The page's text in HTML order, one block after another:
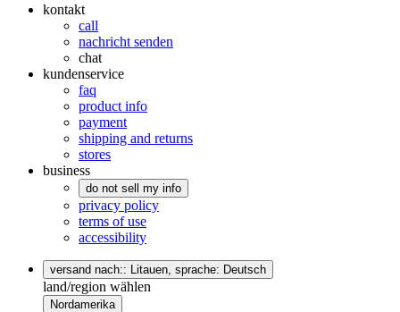
kontakt
call
nachricht senden
chat
kundenservice
faq
product info
payment
shipping and returns
stores
business
do not sell my info
privacy policy
terms of use
accessibility
versand nach:: Litauen, sprache: Deutsch
land/region wählen
Nordamerika